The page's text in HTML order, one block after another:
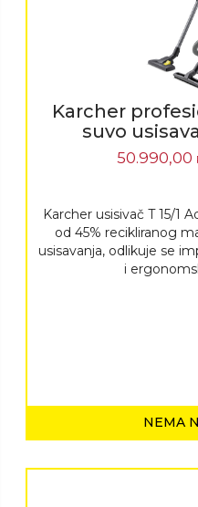
Karcher
suvo
50.990,00
Karcher usisivač T 15/1
od 45% recikliranog
usisavanja, odlikuje se
i
NEMA